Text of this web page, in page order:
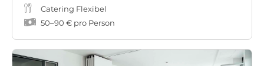
Catering Flexibel
50–90 € pro Person